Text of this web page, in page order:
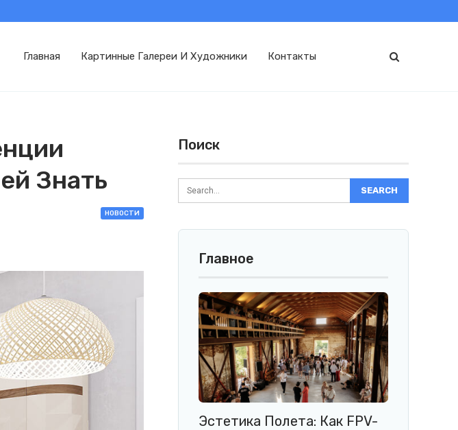
Главная Картинные Галереи И Художники Контакты
Знать
НОВОСТИ
Поиск
Главное
Эстетика Полета: Как FPV-